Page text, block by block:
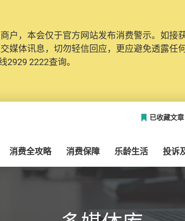
户，本会仅于官方网站发布消费警示。如接
媒体讯息，切勿轻信回应，更应避免透露任
2929 2222查询。
络安全，本会的投诉处理系统已经进行升级
络资料（包括姓名、电邮及电话）注册帐户
中，方便日后作出跟进。
已收藏文章
消费全攻略 消费保障 乐龄生活 投诉